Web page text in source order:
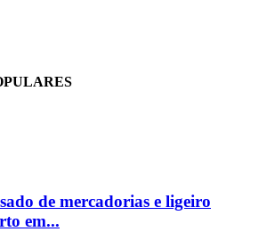
de mercadorias e ligeiro
em...